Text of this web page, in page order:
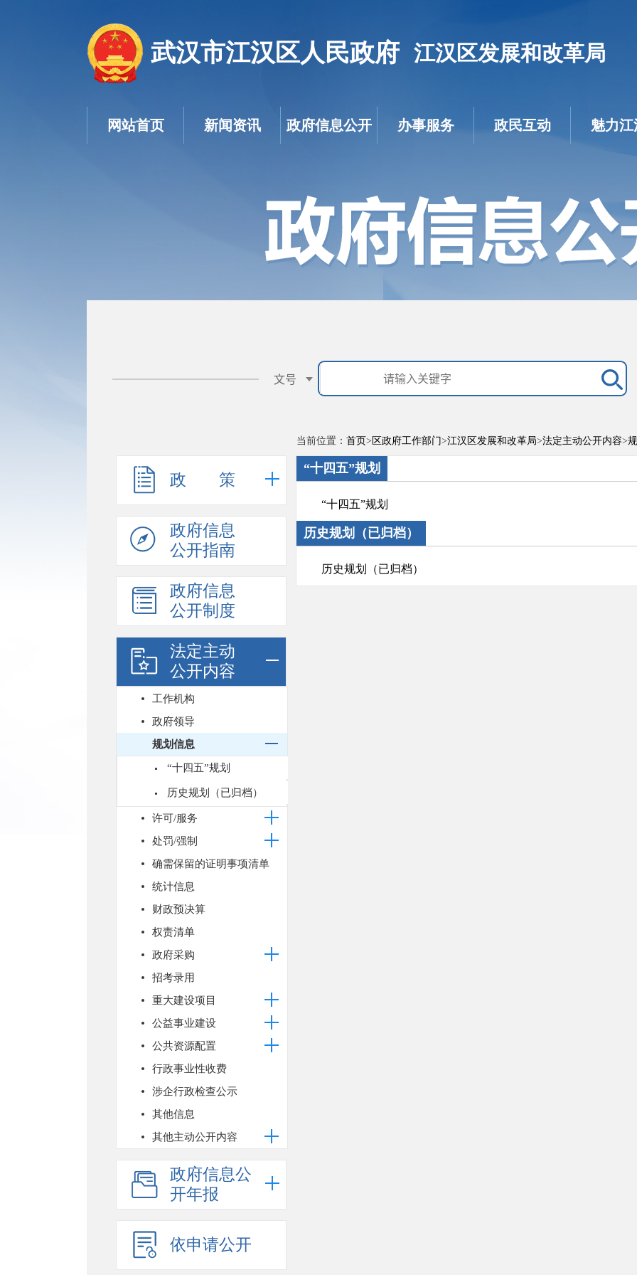
武汉市江汉区人民政府 江汉区发展和改革局
网站首页 新闻资讯 政府信息公开 办事服务 政民互动 魅力江
政 策
政府信息
公开指南
政府信息
公开制度
法定主动
公开内容
工作机构
政府领导
规划信息
“十四五”规划
历史规划（已归档）
许可/服务
处罚/强制
确需保留的证明事项清单
统计信息
财政预决算
权责清单
政府采购
招考录用
重大建设项目
公益事业建设
公共资源配置
行政事业性收费
涉企行政检查公示
其他信息
其他主动公开内容
政府信息公
开年报
依申请公开
当前位置： 首页> 区政府工作部门>江汉区发展和改革局>法定主动公开内容>
“十四五”规划
“十四五”规划
历史规划（已归档）
历史规划（已归档）